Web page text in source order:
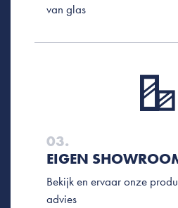
van glas
03.
EIGEN
Bekijk en ervaar onze
advies